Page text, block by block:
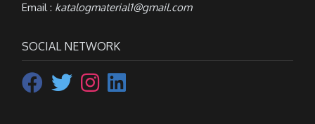
Email : katalogmaterial1@gmail.com
SOCIAL NETWORK